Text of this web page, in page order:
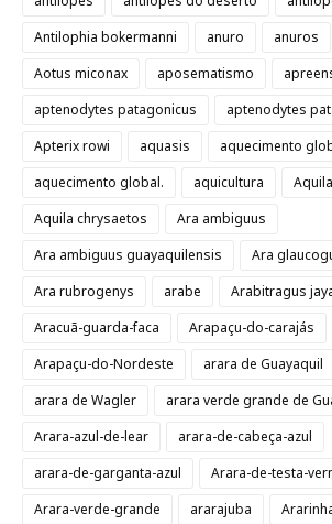
Antilophia bokermanni
anuro anuros
Aotus miconax
aposematismo
aptenodytes patagonicus
aptenodytes
Apterix rowi
aquasis
aquecimento
aquecimento global.
aquicultura
Aquila chrysaetos
Ara ambiguus
Ara ambiguus guayaquilensis
Ara
Ara rubrogenys
arabe
Arabitragus
Aracuã-guarda-faca
Arapaçu-do-carajás
Arapaçu-do-Nordeste
arara de Guayaquil
arara de Wagler
arara verde grande de
Arara-azul-de-lear
arara-de-cabeça-azul
arara-de-garganta-azul
Arara-de-testa-
Arara-verde-grande
ararajuba